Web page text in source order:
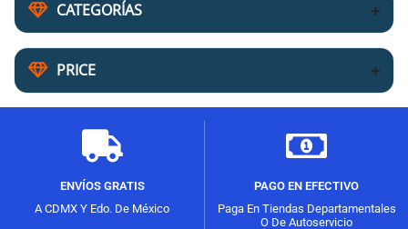
CATEGORÍAS
PRICE
ENVÍOS GRATIS
A CDMX Y Edo. De México
PAGO EN EFECTIVO
Paga En Tiendas Departamentales
O De Autoservicio